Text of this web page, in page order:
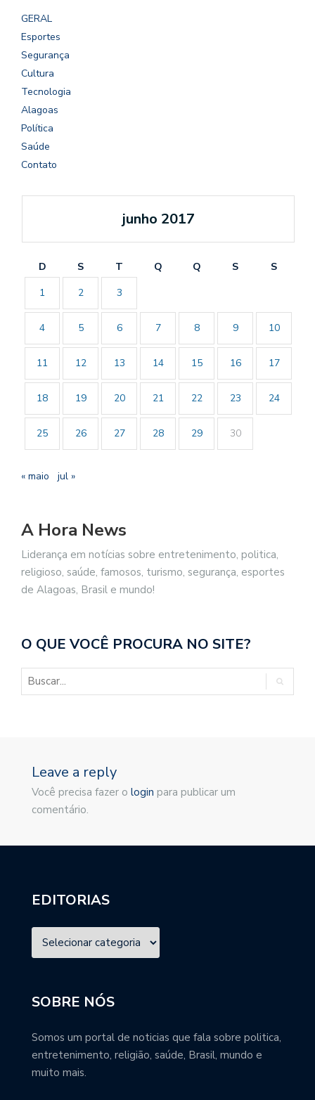
GERAL
Esportes
Segurança
Cultura
Tecnologia
Alagoas
Política
Saúde
Contato
junho 2017
D S T Q Q S
S
1
2 3
4 5 6 7 8 9 10
11 12 13 14 15 16 17
18 19 20 21 22 23 24
25 26 27 28 29 30
« maio jul »
A Hora News
Liderança em notícias sobre entretenimento, politica,
religioso, saúde, famosos, turismo, segurança, esportes
de Alagoas, Brasil e mundo!
O QUE VOCÊ PROCURA NO SITE?
Leave a reply
Você precisa fazer o login para publicar um
comentário.
EDITORIAS
SOBRE NÓS
Somos um portal de noticias que fala sobre politica,
entretenimento, religião, saúde, Brasil, mundo e
muito mais.